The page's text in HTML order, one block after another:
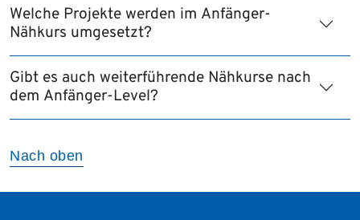
Welche Projekte werden im Anfänger-
Nähkurs umgesetzt?
Gibt es auch weiterführende Nähkurse nach
dem Anfänger-Level?
Nach oben